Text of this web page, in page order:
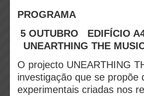
PROGRAMA
5 OUTUBRO
EDIFÍCIO
UNEARTHING THE
O projecto UNEARTHING
investigação que se propõe
experimentais criadas nos